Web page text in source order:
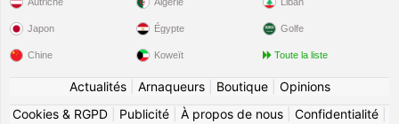
Japon
Chine
Égypte
Koweït
Golfe
Toute la liste
Actualités| Arnaqueurs| Boutique| Opinions
Cookies & RGPD
Publicité À propos de nous Confidentialité